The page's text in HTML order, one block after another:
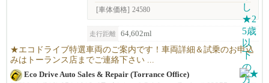
[車体価格] 24580
走行距離 64,602ml
★エコドライブ特選車両のご案内です！車両詳細＆試乗のお申込
みはトーランス店までご連絡下さい ...
Eco Drive Auto Sales & Repair (Torrance Office)